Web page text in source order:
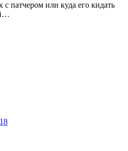
с патчером или куда его кидать